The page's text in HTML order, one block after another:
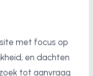
met focus op
en dachten
tot aanvraag